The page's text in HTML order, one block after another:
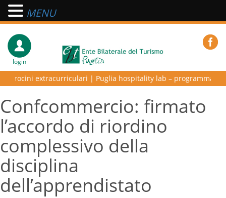
login
extracurriculari|Puglia hospitality lab – programma di alta
Confcommercio: firmato
l’accordo di riordino
complessivo della
disciplina
dell’apprendistato
MENU